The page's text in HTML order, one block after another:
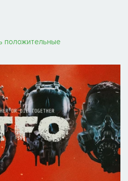
положительные